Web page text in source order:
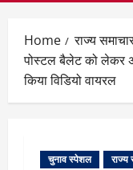
Home
राज्य
पोस्टल बैलेट को लेकर
किया विडियो वायरल
चुनाव स्पेशल राज्य